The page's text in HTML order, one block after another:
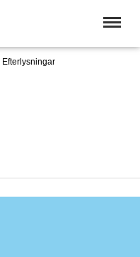
Efterlysningar